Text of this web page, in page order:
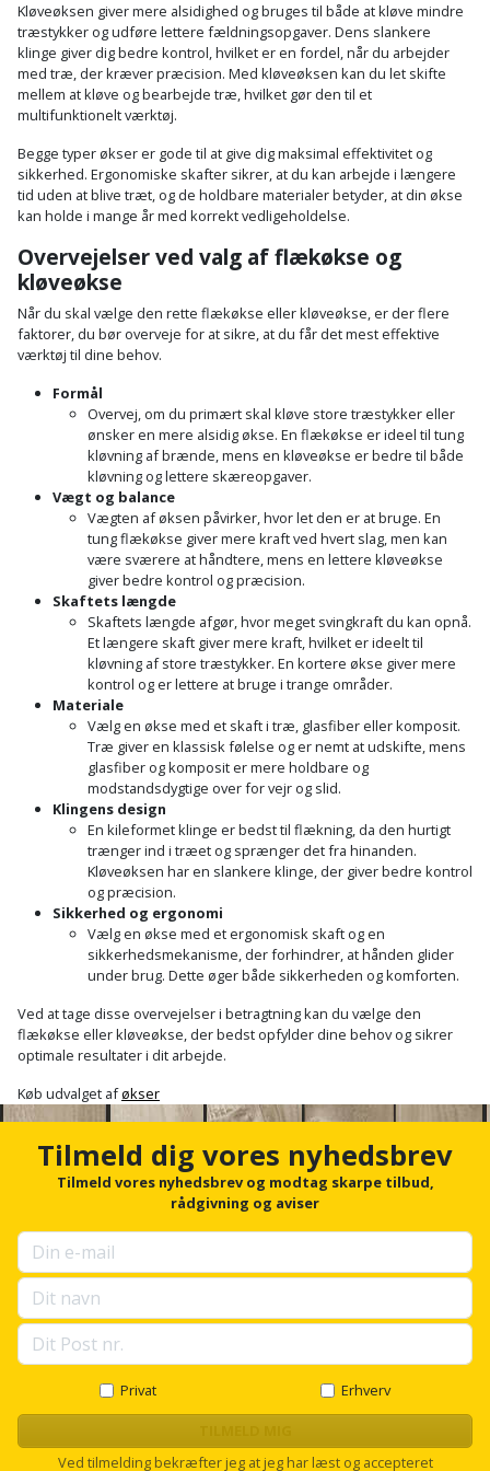
Plastlister
Radonsikring
Rumdeler
Sand
og
grus
Skruer,
bolte
og
møtrikker
Skunklem
Sternbeklædning
og
tagplader
Terrassebrædder
Terrasseopklodsning
til
byggeri
Vinduer
plader
Løfteudstyr
Målebånd
Mejsel
Murerværktøj
Nedstryger
Nøgleværktøj
Økse
Oliekande
Palleløfter
Polsøger
Profilsaks
snor
Renseservietter
wipes
Sækkelukker
Savbuk
Savklinge
Skruestik
Skruetrækker
Skruetvinge
Slibeartikler
og
rustopløser
Flisevibrator
Føringsskinne
Forlængerledning
Fugepistol
Fugtmåler
Gipsskruemaskine
Girafsliber
Girafsliber
tilbehør
Industristøvsuger
Kantfræser
Kantlimer
Kantlimertilbehør
Kap-
geringssav
Kerneboremaskine
Klammepistol
Klippeværktøj
Kombokit
Kompressor
Ligesliber
Limpistol
Linjelaser
Loddekolbe
Luftværktøj
Måleinstrumenter
Malersprøjte
Gummibåd
og
kajak
Havepleje
Haveslange
og
tilbehør
Havetilbehør
Højbede
Højtaler
Hylder
fritid
Kaffe
Klæbesøm
Køkkenudstyr
Lommelygte
Pavillon
Personlig
pleje
Plantekasser
Postkasse
Postkassestander
Kløveøksen giver mere alsidighed og bruges til både at kløve mindre
træstykker og udføre lettere fældningsopgaver. Dens slankere
klinge giver dig bedre kontrol, hvilket er en fordel, når du arbejder
med træ, der kræver præcision. Med kløveøksen kan du let skifte
mellem at kløve og bearbejde træ, hvilket gør den til et
multifunktionelt værktøj.
Begge typer økser er gode til at give dig maksimal effektivitet og
sikkerhed. Ergonomiske skafter sikrer, at du kan arbejde i længere
tid uden at blive træt, og de holdbare materialer betyder, at din økse
kan holde i mange år med korrekt vedligeholdelse.
Overvejelser ved valg af flækøkse og
kløveøkse
Når du skal vælge den rette flækøkse eller kløveøkse, er der flere
faktorer, du bør overveje for at sikre, at du får det mest effektive
værktøj til dine behov.
Formål
Overvej, om du primært skal kløve store træstykker eller
ønsker en mere alsidig økse. En flækøkse er ideel til tung
kløvning af brænde, mens en kløveøkse er bedre til både
kløvning og lettere skæreopgaver.
Vægt og balance
Vægten af øksen påvirker, hvor let den er at bruge. En
tung flækøkse giver mere kraft ved hvert slag, men kan
være sværere at håndtere, mens en lettere kløveøkse
giver bedre kontrol og præcision.
Skaftets længde
Skaftets længde afgør, hvor meget svingkraft du kan opnå.
Et længere skaft giver mere kraft, hvilket er ideelt til
kløvning af store træstykker. En kortere økse giver mere
kontrol og er lettere at bruge i trange områder.
Materiale
Vælg en økse med et skaft i træ, glasfiber eller komposit.
Træ giver en klassisk følelse og er nemt at udskifte, mens
glasfiber og komposit er mere holdbare og
modstandsdygtige over for vejr og slid.
Klingens design
En kileformet klinge er bedst til flækning, da den hurtigt
trænger ind i træet og sprænger det fra hinanden.
Kløveøksen har en slankere klinge, der giver bedre kontrol
og præcision.
Sikkerhed og ergonomi
Vælg en økse med et ergonomisk skaft og en
sikkerhedsmekanisme, der forhindrer, at hånden glider
under brug. Dette øger både sikkerheden og komforten.
Ved at tage disse overvejelser i betragtning kan du vælge den
flækøkse eller kløveøkse, der bedst opfylder dine behov og sikrer
optimale resultater i dit arbejde.
Køb udvalget aføkser
Tilmeld dig vores nyhedsbrev
Tilmeld vores nyhedsbrev og modtag skarpe tilbud,
rådgivning og aviser
Privat Erhverv
Ved tilmelding bekræfter jeg at jeg har læst og accepteret